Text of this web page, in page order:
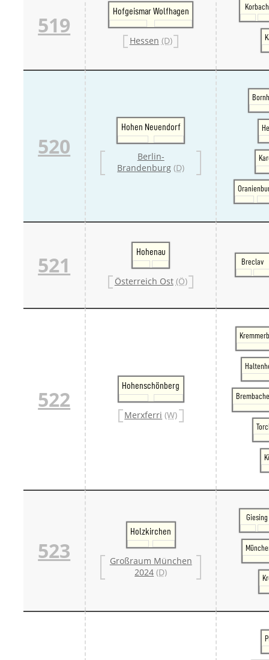
519
Hofgeismar Wolfhagen
Hessen (D)
Korbach
520
Hohen Neuendorf
Berlin-
Brandenburg (D)
521
Hohenau
Österreich Ost (Ö)
Breclav
522
Hohenschönberg
Merxferri (W)
523
Holzkirchen
Großraum München
2024 (D)
Giesing